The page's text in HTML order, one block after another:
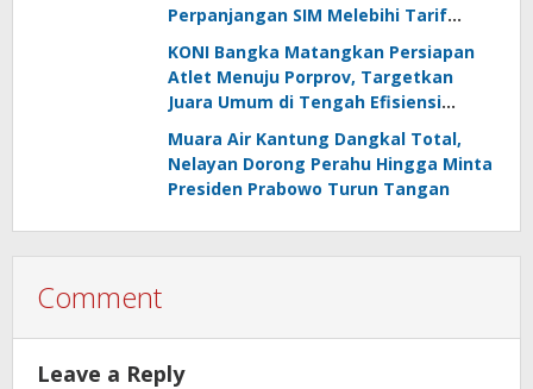
Perpanjangan SIM Melebihi Tarif
Resmi, Kapolres Bangka Beri
Tanggapan
KONI Bangka Matangkan Persiapan
Atlet Menuju Porprov, Targetkan
Juara Umum di Tengah Efisiensi
Anggaran
Muara Air Kantung Dangkal Total,
Nelayan Dorong Perahu Hingga Minta
Presiden Prabowo Turun Tangan
Comment
Leave a Reply